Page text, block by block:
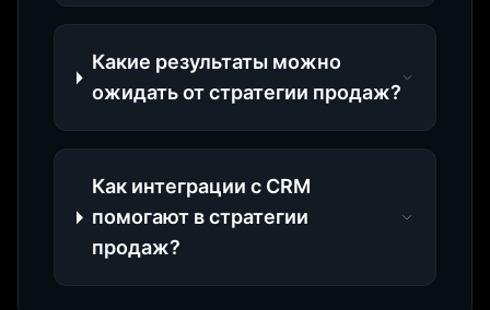
Какие результаты можно
ожидать от стратегии продаж?
Как интеграции с CRM
помогают в стратегии
продаж?